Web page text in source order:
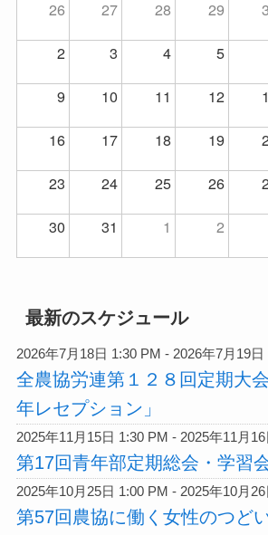
26 27 28 29
2
3 4 5
9
10 11 12
16
17 18 19
23
24 25 26
30
31 1 2
最新のスケジュール
2026年7月18日 1:30 PM - 2026年7月19日
全農協労連第１２８回定期大
年レセプション」
2025年11月15日 1:30 PM - 2025年11月
第17回青年部定期総会・学習
2025年10月25日 1:00 PM - 2025年10月
第57回農協に働く女性のつど